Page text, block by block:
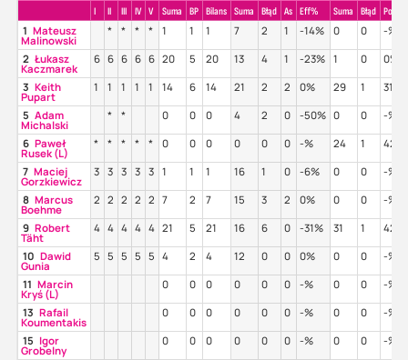
I
II III IV V Suma BP Bilans Suma Błąd As Eff% Suma Błąd Poz%
1 Mateusz
Malinowski
* * * * 1 1 1 7 2 1 -14% 0 0 -%
2 Łukasz
Kaczmarek
6 6 6 6 6 20 5 20 13 4 1 -23% 1 0 0%
3 Keith
Pupart
1 1 1 1 1 14 6 14 21 2 2 0% 29 1 31%
5 Adam
Michalski
* * 0 0 0 4 2 0 -50% 0 0 -%
6 Paweł
Rusek (L)
* * * * * 0 0 0 0 0 0 -% 24 1 42%
7 Maciej
Gorzkiewicz
3 3 3 3 3 1 1 1 16 1 0 -6% 0 0 -%
8 Marcus
Boehme
2 2 2 2 2 7 2 7 15 3 2 0% 0 0 -%
9 Robert
Täht
4 4 4 4 4 21 5 21 16 6 0 -31% 31 1 42%
10 Dawid
Gunia
5 5 5 5 5 4 2 4 12 0 0 0% 0 0 -%
11 Marcin
Kryś (L)
0 0 0 0 0 0 -% 0 0 -%
13 Rafail
Koumentakis
0 0 0 0 0 0 -% 0 0 -%
15 Igor
Grobelny
0 0 0 0 0 0 -% 0 0 -%